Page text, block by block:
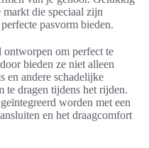
markt die speciaal zijn
pasvorm bieden.
ontworpen om perfect te
bieden ze niet alleen
en andere schadelijke
te dragen tijdens het rijden.
worden met een
en het draagcomfort